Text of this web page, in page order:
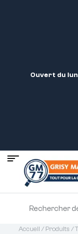
Ouvert du
Accueil /Produits /